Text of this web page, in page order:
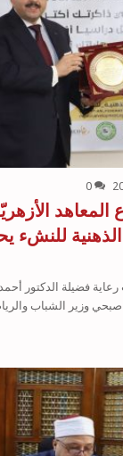
0
فضيلة الدكتور
وزير الشباب